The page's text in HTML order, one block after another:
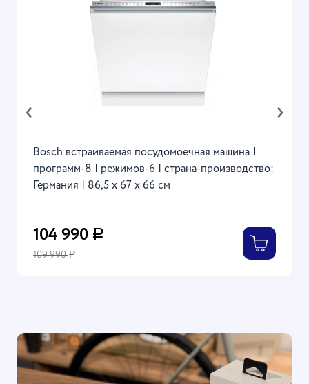
Bosch встраиваемая посудомоечная машина |
программ-8 | режимов-6 | страна-производство:
Германия | 86,5 x 67 x 66 см
104 990 Р
109 990Р
‹ ›